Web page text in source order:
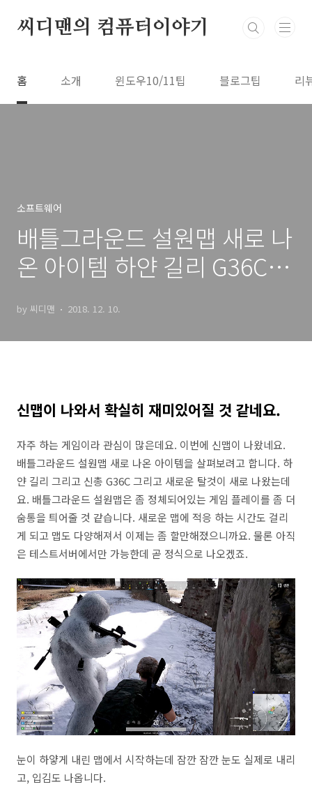
씨디맨의 컴퓨터이야기
홈 소개 윈도우10/11팁 블로그팁 리
소프트웨어
배틀그라운드 설원맵 새로 나
온 아이템 하얀 길리 G36C 구
by 씨디맨 2018. 12. 10.
신맵이 나와서 확실히 재미있어질 것 같네요.
자주 하는 게임이라 관심이 많은데요. 이번에 신맵이 나왔네요.
배틀그라운드 설원맵 새로 나온 아이템을 살펴보려고 합니다. 하
얀 길리 그리고 신총 G36C 그리고 새로운 탈것이 새로 나왔는데
요. 배틀그라운드 설원맵은 좀 정체되어있는 게임 플레이를 좀 더
숨통을 틔어줄 것 같습니다. 새로운 맵에 적응 하는 시간도 걸리
게 되고 맵도 다양해져서 이제는 좀 할만해졌으니까요. 물론 아직
은 테스트서버에서만 가능한데 곧 정식으로 나오겠죠.
눈이 하얗게 내린 맵에서 시작하는데 잠깐 잠깐 눈도 실제로 내리
고, 입김도 나옵니다.